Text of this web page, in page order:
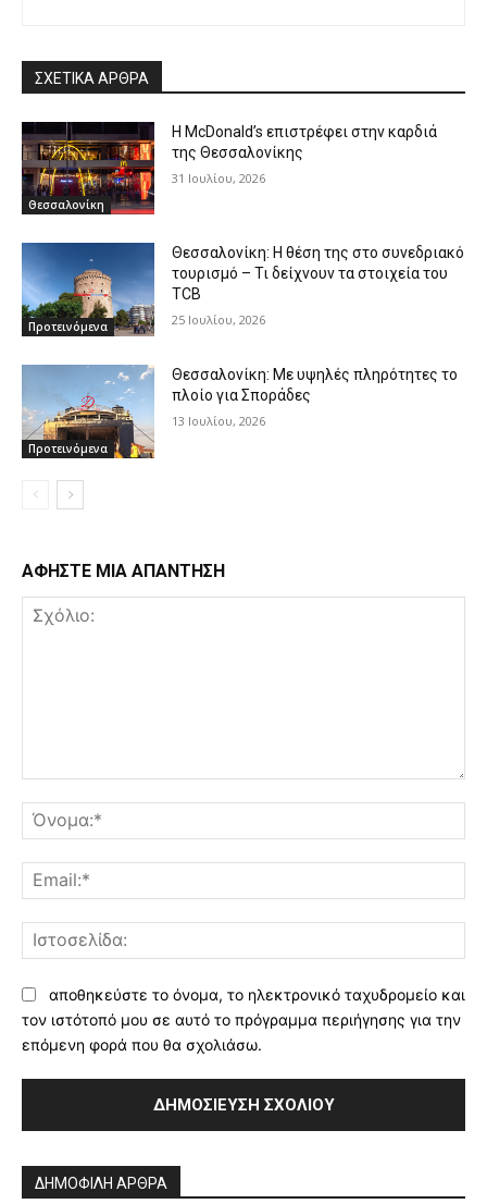
ΣΧΕΤΙΚΑ ΑΡΘΡΑ
Θεσσαλονίκη
Η McDonald’s επιστρέφει στην καρδιά
της Θεσσαλονίκης
31 Ιουλίου, 2026
Προτεινόμενα
Θεσσαλονίκη: Η θέση της στο συνεδριακό
τουρισμό – Τι δείχνουν τα στοιχεία του
TCB
25 Ιουλίου, 2026
Προτεινόμενα
Θεσσαλονίκη: Με υψηλές πληρότητες το
πλοίο για Σποράδες
13 Ιουλίου, 2026
ΑΦΗΣΤΕ ΜΙΑ ΑΠΑΝΤΗΣΗ
αποθηκεύστε το όνομα, το ηλεκτρονικό ταχυδρομείο και
τον ιστότοπό μου σε αυτό το πρόγραμμα περιήγησης για την
επόμενη φορά που θα σχολιάσω.
ΔΗΜΟΦΙΛΗ ΑΡΘΡΑ